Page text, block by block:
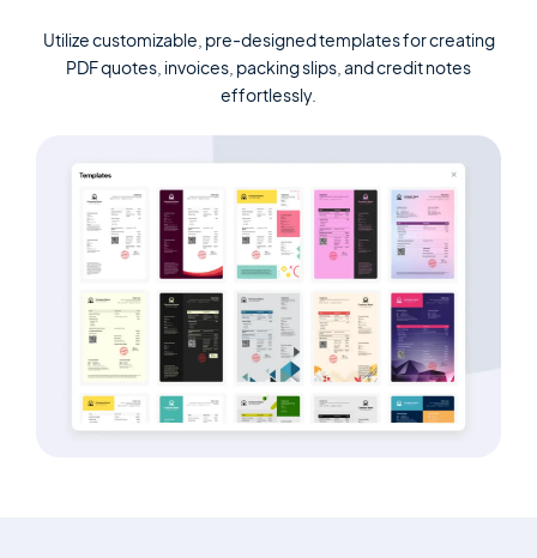
Utilize customizable, pre-designed templates for creating
PDFquotes, invoices, packing slips, and credit notes
effortlessly.